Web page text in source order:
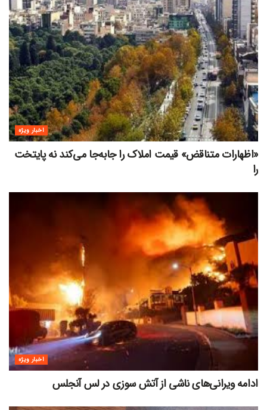
اخبار ویژه
«اظهارات متناقض» قیمت‌ املاک را جابه‌جا می‌کند نه پایتخت
را
اخبار ویژه
ادامه ویرانی‌های ناشی از آتش سوزی در لس آنجلس